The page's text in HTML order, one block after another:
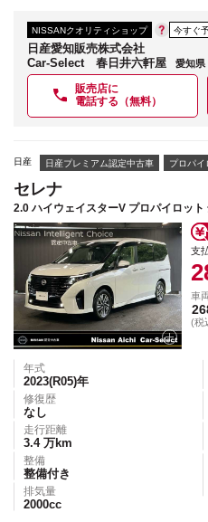
NISSANクオリティショップ 今すぐ
日産愛知販売株式会社
Car-Select 春日井六軒屋
愛知県
販売店に
電話する（無料）
日産 日産プレミアム認定中古車 プロパイ
セレナ
2.0 ハイウェイスターV プロパイロッ
支
車
(税
年式
2023(R05)年
修復歴
なし
走行距離
3.4 万km
整備
整備付き
排気量
2000cc